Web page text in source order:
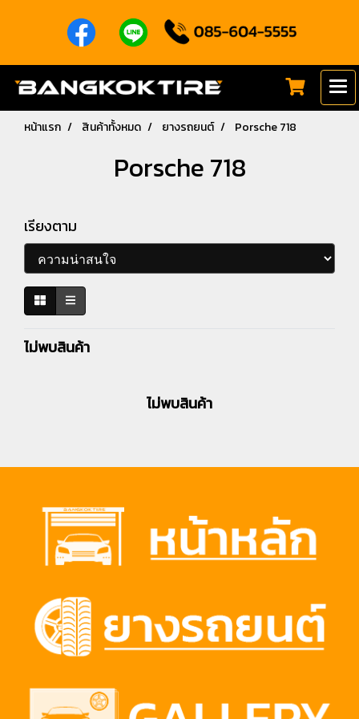
หน้าแรก สินค้าทั้งหมด ยางรถยนต์ Porsche 718
Porsche 718
เรียงตาม
ไม่พบสินค้า
ไม่พบสินค้า